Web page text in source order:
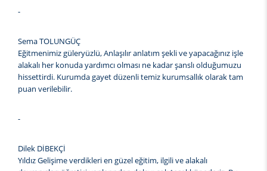
-
Sema TOLUNGÜÇ
Eğitmenimiz güleryüzlü, Anlaşılır anlatım şekli ve yapacağınız işle
alakalı her konuda yardımcı olması ne kadar şanslı olduğumuzu
hissettirdi. Kurumda gayet düzenli temiz kurumsallık olarak tam
puan verilebilir.
-
Dilek DİBEKÇİ
Yıldız Gelişime verdikleri en güzel eğitim, ilgili ve alakalı